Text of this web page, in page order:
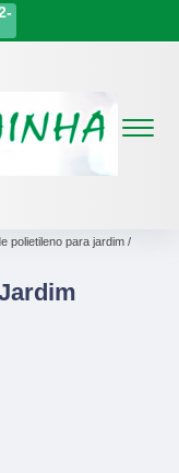
polietileno para jardim